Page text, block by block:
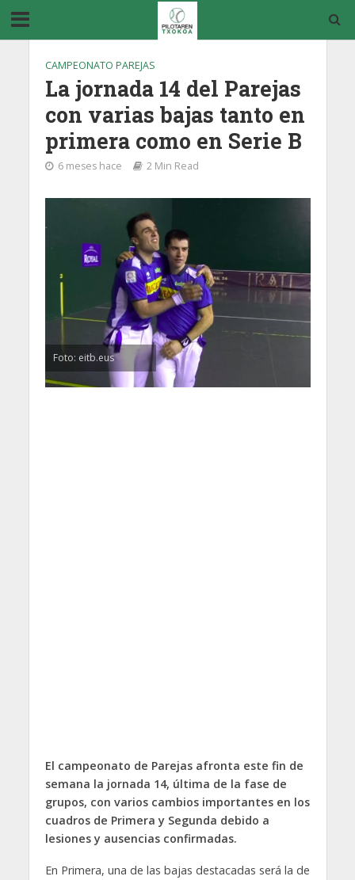
CAMPEONATO PAREJAS
La jornada 14 del Parejas
con varias bajas tanto en
primera como en Serie B
6 meses hace 2 Min Read
Foto: eitb.eus
El campeonato de Parejas afronta este fin de
semana la jornada 14, última de la fase de
grupos, con varios cambios importantes en los
cuadros de Primera y Segunda debido a
lesiones y ausencias confirmadas.
En Primera, una de las bajas destacadas será la de